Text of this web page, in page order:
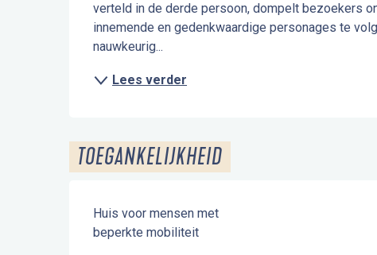
verteld in de derde persoon, dompelt bezoekers
innemende en gedenkwaardige personages te
nauwkeurig...
Lees verder
TOEGANKELIJKHEID
Huis voor mensen met
beperkte mobiliteit